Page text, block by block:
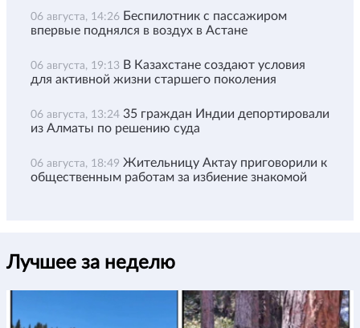
06 августа, 14:26 Беспилотник с пассажиром
впервые поднялся в воздух в Астане
06 августа, 19:13 В Казахстане создают условия
для активной жизни старшего поколения
06 августа, 13:24 35 граждан Индии депортировали
из Алматы по решению суда
06 августа, 18:49 Жительницу Актау приговорили к
общественным работам за избиение знакомой
Лучшее за неделю